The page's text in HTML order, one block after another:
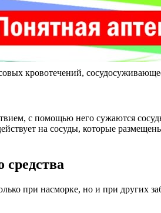
кровотечений,
с помощью него сужаются
на сосуды, которые
средства
при насморке, но и при других